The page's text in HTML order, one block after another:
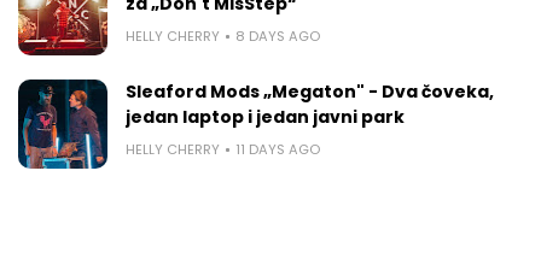
HELLY CHERRY 8 DAYS AGO
Sleaford Mods „Megaton" - Dva čoveka,
jedan laptop i jedan javni park
HELLY CHERRY 11 DAYS AGO